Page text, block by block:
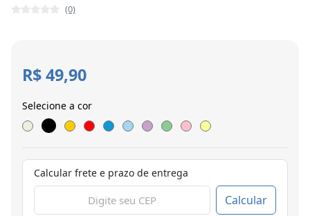
(0)
R$ 49,90
Selecione a cor
Calcular frete e prazo de entrega
Calcular